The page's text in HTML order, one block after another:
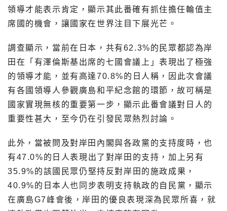
領導才能表示肯定，顯示其此番確有抓住擔任輪值主
席國的機會，讓國家在世界注目下展光芒。
調查顯示，當前在日本，共有62.3%的民眾都認為岸
田在「有澤倫斯基出席的七國會議上」表現出了極強
的領導才能，並有高達70.8%的日人稱，因此次會議
有各國領導人參觀廣島和平紀念館的環節，故可稱是
國家實現無核的重要第一步，顯示此番會議對日人的
重要性甚大，至今仍在引發民眾熱烈討論。
此外，當被問及對岸田內閣與各政黨的支持度時，也
有47.0%的日人表現出了對岸田的支持，加上另有
35.9%的該國民眾仍堅持反對岸田的施政成果，
40.9%的日本人也同步表明支持執政的自民黨，顯示
在廣島G7峰會後，岸田的優良表現深為民眾所喜，就